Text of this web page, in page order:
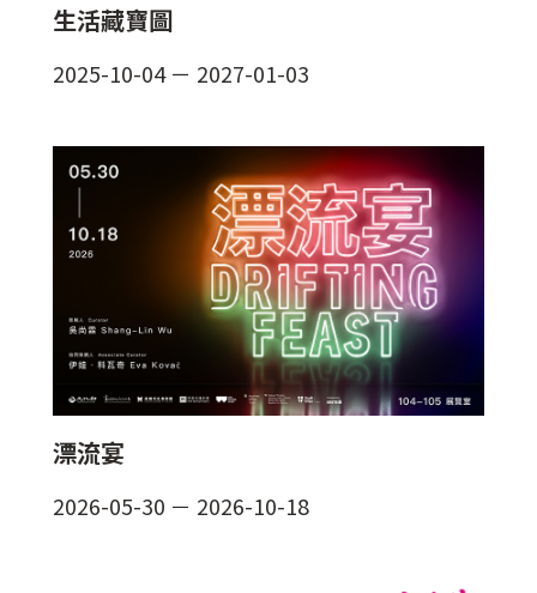
生活藏寶圖
2025-10-04－ 2027-01-03
漂流宴
2026-05-30 － 2026-10-18